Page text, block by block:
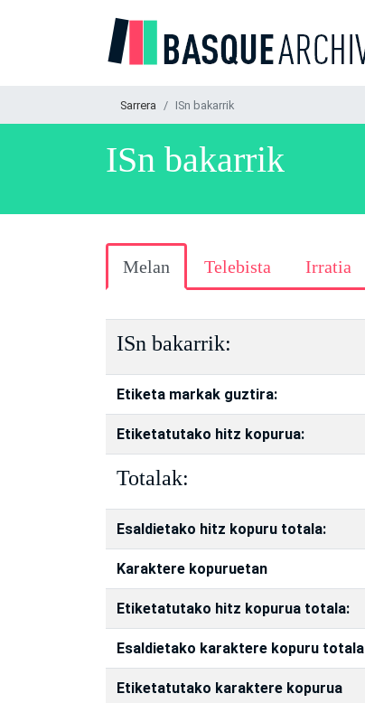
Sarrera ISn bakarrik
ISn bakarrik
Melan Telebista Irratia
ISn bakarrik:
Etiketa markak guztira:
Etiketatutako hitz kopurua:
Totalak:
Esaldietako hitz kopuru totala:
Karaktere kopuruetan
Etiketatutako hitz kopurua totala:
Esaldietako karaktere kopuru totala
Etiketatutako karaktere kopurua